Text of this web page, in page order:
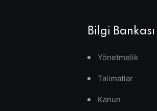
Bilgi Bankası
Yönetmelik
Talimatlar
Kanun